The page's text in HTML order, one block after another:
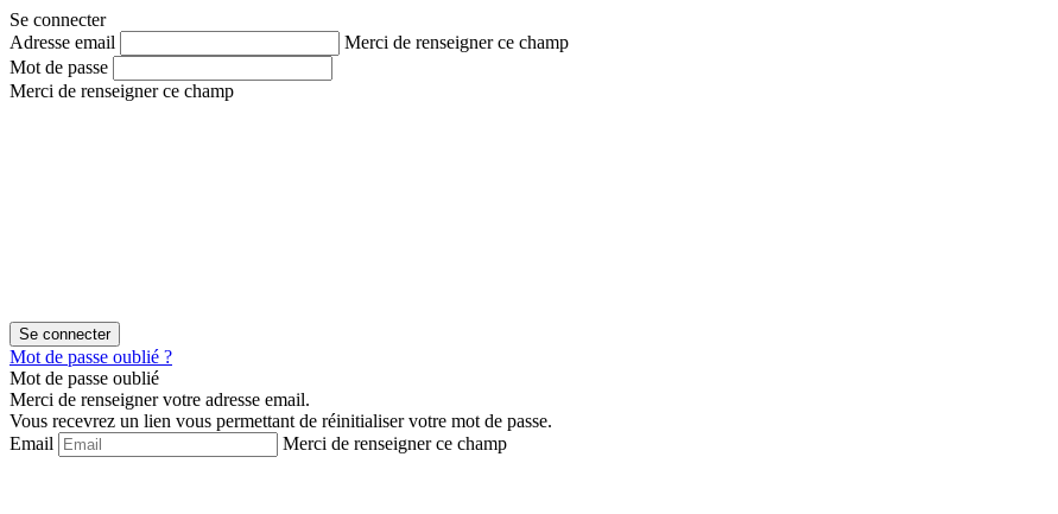
Aller
au
contenu
Aller
au
menu
Se connecter
Adresse email
Merci de renseigner ce champ
Mot de passe
Merci de renseigner ce champ
Mot de passe oublié ?
Mot de passe oublié
Merci de renseigner votre adresse email.
Vous recevrez un lien vous permettant de réinitialiser votre mot de passe.
Email
Merci de renseigner ce champ